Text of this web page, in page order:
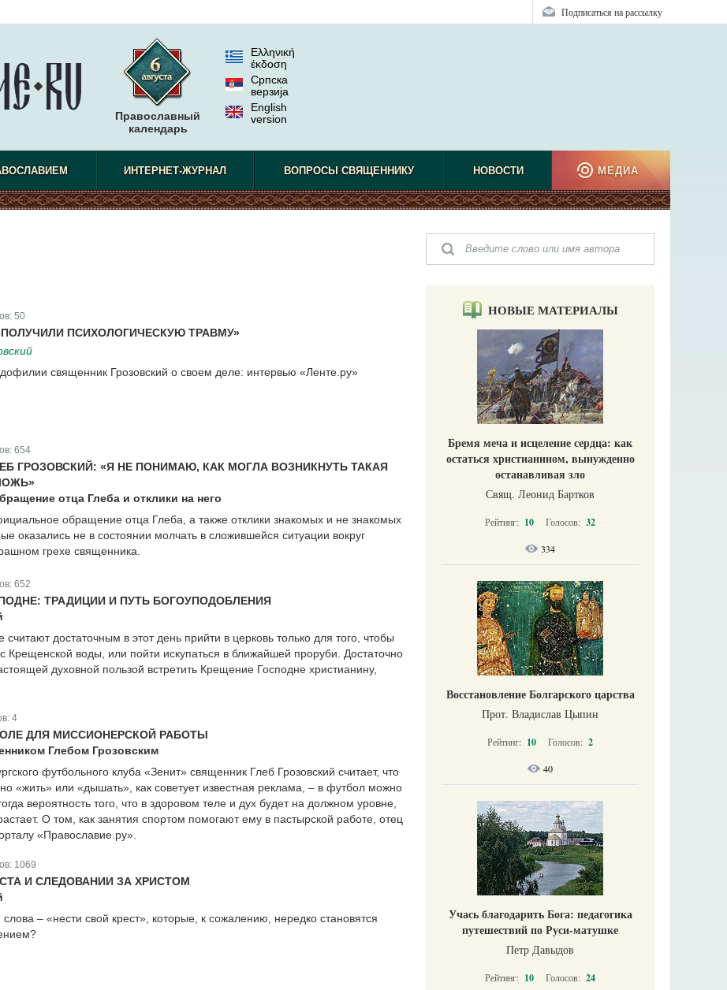
Подписаться на рассылку
Православный
календарь
Ελληνική
έκδοση
Српска
верзиjа
English
version
ИНТЕРНЕТ-ЖУРНАЛ ВОПРОСЫ СВЯЩЕННИКУ НОВОСТИ МЕДИА
50
ПСИХОЛОГИЧЕСКУЮ ТРАВМУ»
священник Грозовский о своем деле: интервью «Ленте.ру»
654
ГРОЗОВСКИЙ: «Я НЕ ПОНИМАЮ, КАК МОГЛА ВОЗНИКНУТЬ ТАКАЯ
отца Глеба и отклики на него
обращение отца Глеба, а также отклики знакомых и не знакомых
оказались не в состоянии молчать в сложившейся ситуации вокруг
грехе священника.
652
ТРАДИЦИИ И ПУТЬ БОГОУПОДОБЛЕНИЯ
считают достаточным в этот день прийти в церковь только для того, чтобы
Крещенской воды, или пойти искупаться в ближайшей проруби. Достаточно
духовной пользой встретить Крещение Господне христианину,
4
ДЛЯ МИССИОНЕРСКОЙ РАБОТЫ
Глебом Грозовским
футбольного клуба «Зенит» священник Глеб Грозовский считает, что
«жить» или «дышать», как советует известная реклама, – в футбол можно
вероятность того, что в здоровом теле и дух будет на должном уровне,
О том, как занятия спортом помогают ему в пастырской работе, отец
«Православие.ру».
1069
И СЛЕДОВАНИИ ЗА ХРИСТОМ
слова – «нести свой крест», которые, к сожалению, нередко становятся
НОВЫЕ МАТЕРИАЛЫ
Бремя меча и исцеление сердца: как
остаться христианином, вынужденно
останавливая зло
Свящ. Леонид Бартков
Рейтинг: 10 Голосов: 32
334
Восстановление Болгарского царства
Прот. Владислав Цыпин
Рейтинг: 10 Голосов: 2
40
Учась благодарить Бога: педагогика
путешествий по Руси-матушке
Петр Давыдов
Рейтинг: 10 Голосов: 24